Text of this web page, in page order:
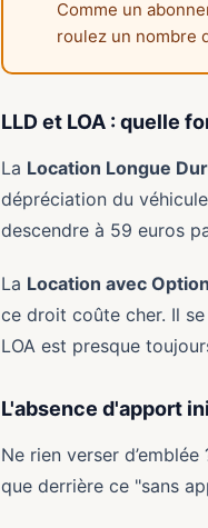
Comme un
roulez un nombre
LLD et LOA : quelle
La Location Longue
dépréciation du
descendre à 59 euros
La Location avec
ce droit coûte cher. Il
LOA est presque
L'absence d'apport
Ne rien verser
que derrière ce "sans